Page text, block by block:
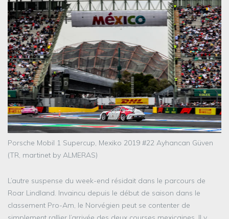
Porsche Mobil 1 Supercup, Mexiko 2019 #22 Ayhancan Güven
(TR, martinet by ALMERAS)
L’autre suspense du week-end résidait dans le parcours de
Roar Lindland. Invaincu depuis le début de saison dans le
classement Pro-Am, le Norvégien peut se contenter de